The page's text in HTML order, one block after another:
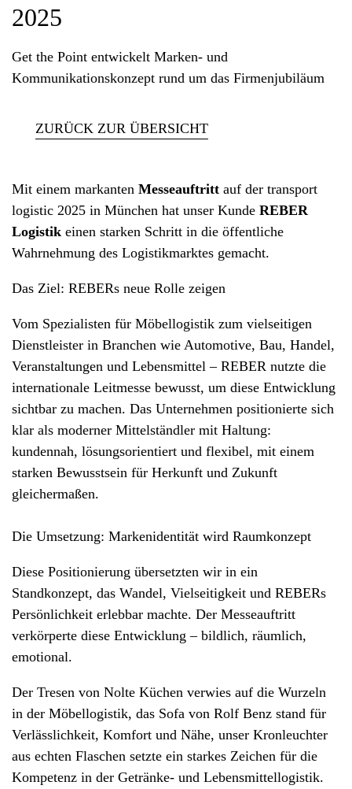
2025
Get the Point entwickelt Marken- und
Kommunikationskonzept rund um das Firmenjubiläum
ZURÜCK ZUR ÜBERSICHT
Mit einem markanten Messeauftritt auf der transport
logistic 2025 in München hat unser Kunde REBER
Logistik einen starken Schritt in die öffentliche
Wahrnehmung des Logistikmarktes gemacht.
Das Ziel: REBERs neue Rolle zeigen
Vom Spezialisten für Möbellogistik zum vielseitigen
Dienstleister in Branchen wie Automotive, Bau, Handel,
Veranstaltungen und Lebensmittel – REBER nutzte die
internationale Leitmesse bewusst, um diese Entwicklung
sichtbar zu machen. Das Unternehmen positionierte sich
klar als moderner Mittelständler mit Haltung:
kundennah, lösungsorientiert und flexibel, mit einem
starken Bewusstsein für Herkunft und Zukunft
gleichermaßen.
Die Umsetzung: Markenidentität wird Raumkonzept
Diese Positionierung übersetzten wir in ein
Standkonzept, das Wandel, Vielseitigkeit und REBERs
Persönlichkeit erlebbar machte. Der Messeauftritt
verkörperte diese Entwicklung – bildlich, räumlich,
emotional.
Der Tresen von Nolte Küchen verwies auf die Wurzeln
in der Möbellogistik, das Sofa von Rolf Benz stand für
Verlässlichkeit, Komfort und Nähe, unser Kronleuchter
aus echten Flaschen setzte ein starkes Zeichen für die
Kompetenz in der Getränke- und Lebensmittellogistik.